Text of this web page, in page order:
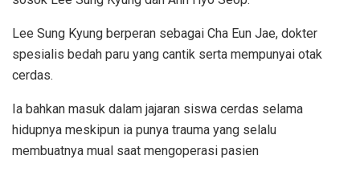
Lee Sung Kyung berperan sebagai Cha Eun Jae, dokter
spesialis bedah paru yang cantik serta mempunyai otak
cerdas.
Ia bahkan masuk dalam jajaran siswa cerdas selama
hidupnya meskipun ia punya trauma yang selalu
membuatnya mual saat mengoperasi pasien